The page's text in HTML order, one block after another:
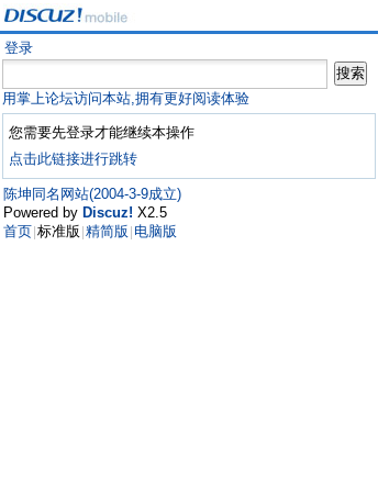
登录
用掌上论坛访问本站,拥有更好阅读体验
您需要先登录才能继续本操作
点击此链接进行跳转
陈坤同名网站(2004-3-9成立)
Powered by Discuz! X2.5
首页 标准版 精简版 电脑版